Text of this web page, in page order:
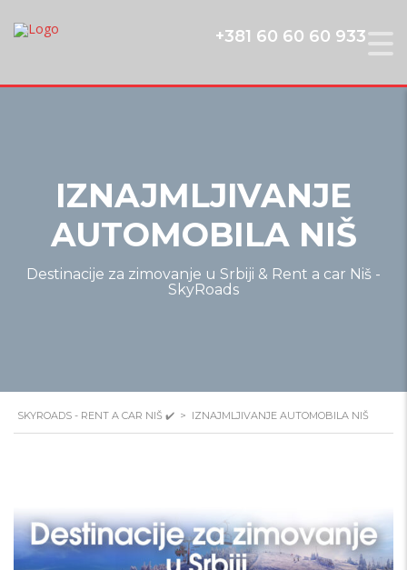
+381 60 60 60 933
IZNAJMLJIVANJE
AUTOMOBILA NIŠ
Destinacije za zimovanje u Srbiji & Rent a car Niš -
SkyRoads
SKYROADS - RENT A CAR NIŠ ✔️ > IZNAJMLJIVANJE AUTOMOBILA NIŠ